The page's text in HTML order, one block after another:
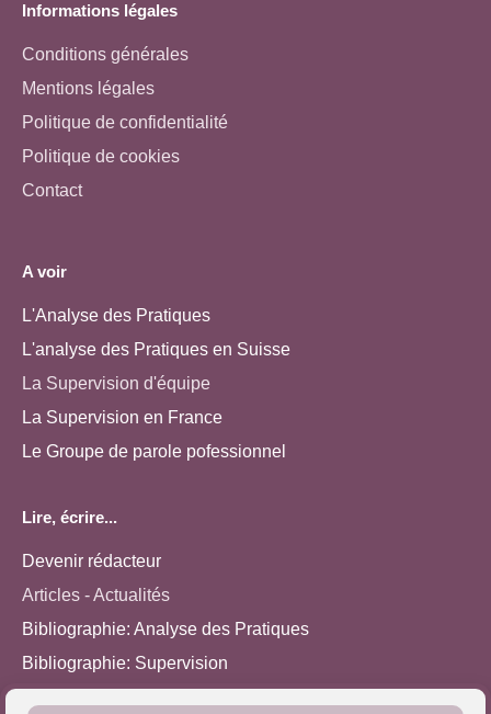
Informations légales
Conditions générales
Mentions légales
Politique de confidentialité
Politique de cookies
Contact
A voir
L'Analyse des Pratiques
L'analyse des Pratiques en Suisse
La Supervision d'équipe
La Supervision en France
Le Groupe de parole pofessionnel
Lire, écrire...
Devenir rédacteur
Articles - Actualités
Bibliographie: Analyse des Pratiques
Bibliographie: Supervision